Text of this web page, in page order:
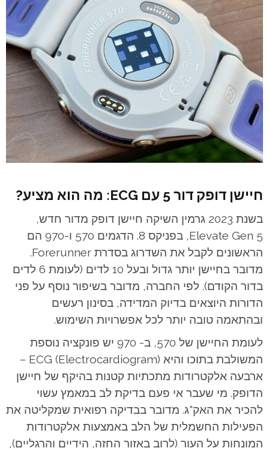
חיישן דופק דור 5 עם ECG: מה הוא מציע?
בשנת 2023 גרמין השיקה חיישן דופק מדור חדש,
Elevate Gen 5, בפניקס 8. הדגמים 570 ו-970 הם
הראשונים לקבל את השדרוג בסדרת Forerunner.
מדובר בחיישן יותר גדול ובעל 10 לדים (לעומת 6 לדים
בדור הקודם). לפי החברה, מדובר בשיפור נוסף על פני
הדורות היוצאים בדיוק המדידה, בסינון רעשים
ובהתאמה טובה יותר לכל אפשרויות השימוש.
לעומת החיישן של 570, ב- 970 יש פונקציה נוספת
המשולבת בתוכו והיא (ECG (Electrocardiogram –
ארבעה אלקטרודות מתכתיות קטנות בהיקף של חיישן
הדופק. מי שעבר אי פעם בדיקת לב במאמץ עשוי
להכיר את האק"ג. מדובר בבדיקה רפואית שמקליטה את
הפעילות החשמלית של הלב באמצעות אלקטרודות
המונחות על העור (לרוב באזור החזה, הידיים והרגליים),